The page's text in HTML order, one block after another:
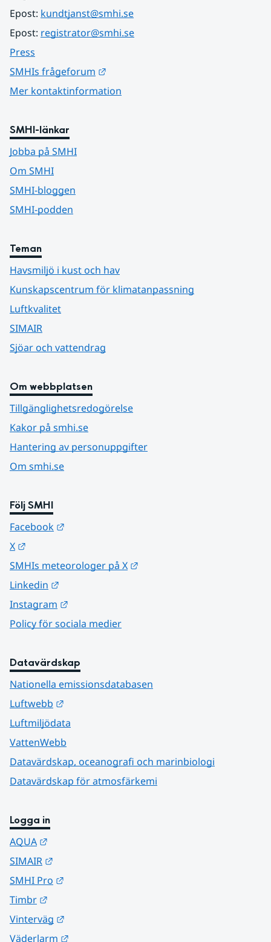
Epost: kundtjanst@smhi.se
Epost: registrator@smhi.se
Press
SMHIs frågeforum
Mer kontaktinformation
SMHI-länkar
Jobba på SMHI
Om SMHI
SMHI-bloggen
SMHI-podden
Teman
Havsmiljö i kust och hav
Kunskapscentrum för klimatanpassning
Luftkvalitet
SIMAIR
Sjöar och vattendrag
Om webbplatsen
Tillgänglighetsredogörelse
Kakor på smhi.se
Hantering av personuppgifter
Om smhi.se
Följ SMHI
Facebook
X
SMHIs meteorologer på X
Linkedin
Instagram
Policy för sociala medier
Datavärdskap
Nationella emissionsdatabasen
Luftwebb
Luftmiljödata
VattenWebb
Datavärdskap, oceanografi och marinbiologi
Datavärdskap för atmosfärkemi
Logga in
AQUA
SIMAIR
SMHI Pro
Timbr
Vinterväg
Väderlarm